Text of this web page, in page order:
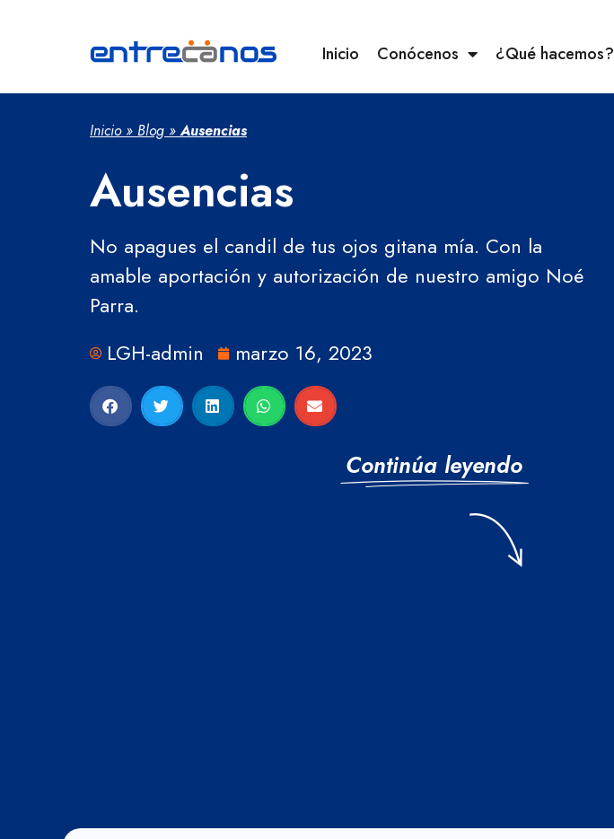
Inicio Conócenos ¿Qué hacemos?
Inicio» Blog »Ausencias
Ausencias
No apagues el candil de tus ojos gitana mía. Con la
amable aportación y autorización de nuestro amigo Noé
Parra.
LGH-admin
marzo 16, 2023
Continúa leyendo